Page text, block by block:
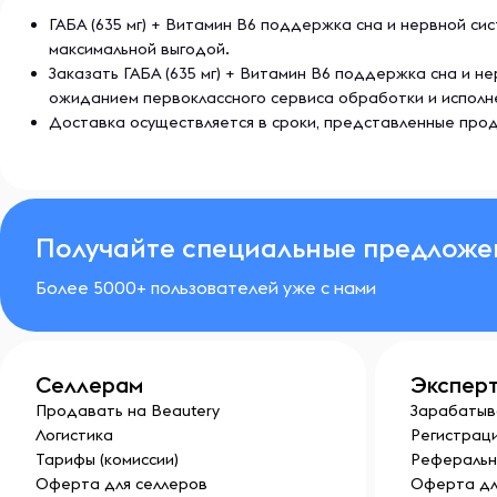
ГАБА (635 мг) + Витамин B6 поддержка сна и нервной
максимальной выгодой.
Заказать ГАБА (635 мг) + Витамин B6 поддержка сна и
ожиданием первоклассного сервиса обработки и
Доставка осуществляется в сроки, представленные
Получайте специальные
Более 5000+ пользователей уже с нами
Селлерам
Продавать на Beautery
Логистика
Тарифы (комиссии)
Оферта для селлеров
Оферта